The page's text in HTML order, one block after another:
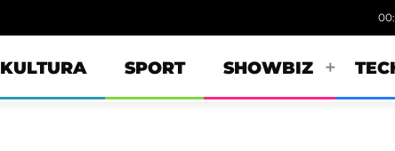
KULTURA SPORT SHOWBIZ